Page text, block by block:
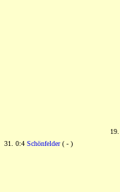
31. 0:4 Schönfelder( - )